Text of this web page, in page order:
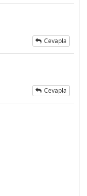
Cevapla
Cevapla